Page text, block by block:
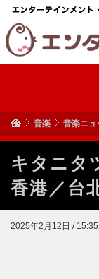
音楽 音楽ニュ
キタニタ
香港／台
2025年2月12日 / 15:35